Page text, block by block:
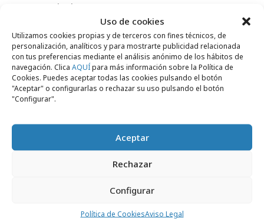
Uso de cookies
Utilizamos cookies propias y de terceros con fines técnicos, de
personalización, analíticos y para mostrarte publicidad relacionada
con tus preferencias mediante el análisis anónimo de los hábitos de
navegación. Clica AQUÍpara más información sobre la Política de
Cookies. Puedes aceptar todas las cookies pulsando el botón
"Aceptar" o configurarlas o rechazar su uso pulsando el botón
"Configurar".
Aceptar
Rechazar
Configurar
Política de CookiesAviso Legal
un bulo.
Comparte
Noticias Relacionadas